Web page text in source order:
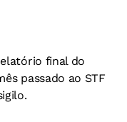
final do
passado ao STF